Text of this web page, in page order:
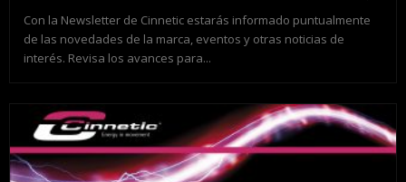
Con la Newsletter de Cinnetic estarás informado puntualmente
de las novedades de la marca, eventos y otras noticias de
interés. Revisa los avances para...